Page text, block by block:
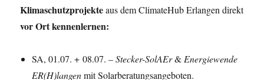
Klimaschutzprojekteaus dem ClimateHub Erlangen direkt
vor Ort kennenlernen:
SA, 01.07. + 08.07. –Stecker-SolAEr&Energiewende
ER(H)langenmit Solarberatungsangeboten.